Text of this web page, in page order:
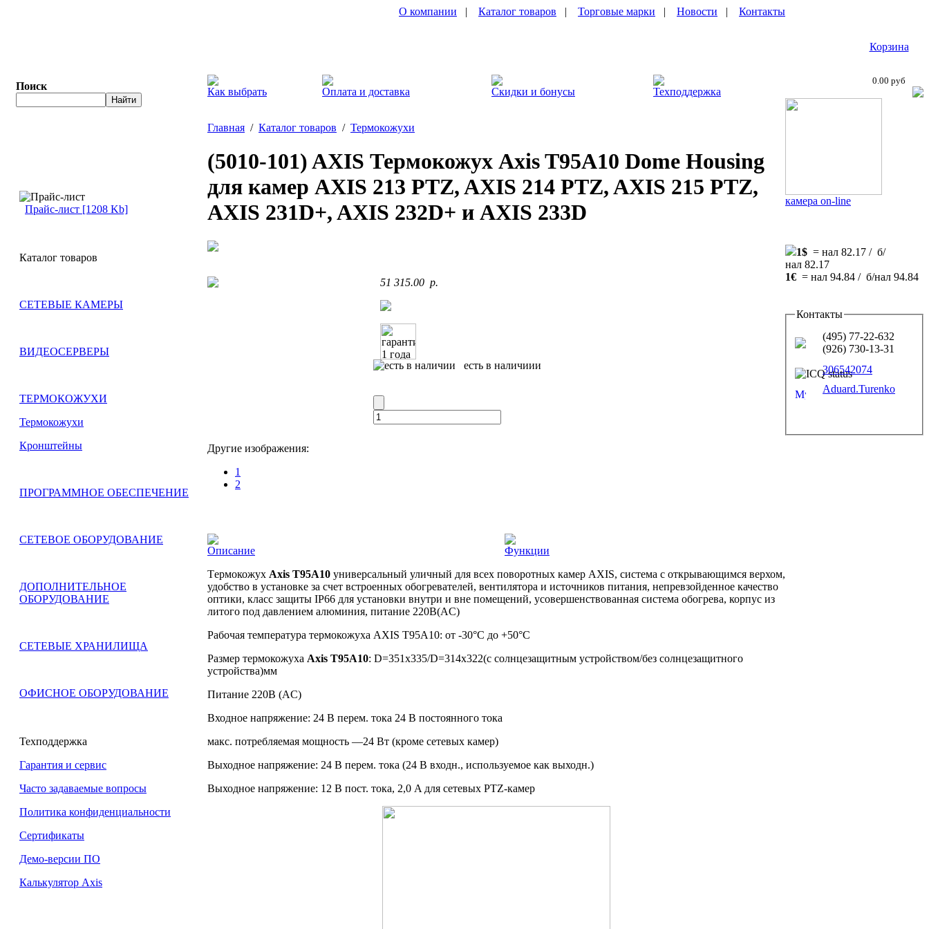
Поиск
О компании | Каталог товаров | Торговые марки | Новости | Контакты
Как выбрать Оплата и доставка Скидки и бонусы Техподдержка
Корзина
0.00 руб
Прайс-лист [1208 Kb]
Каталог товаров
СЕТЕВЫЕ КАМЕРЫ
ВИДЕОСЕРВЕРЫ
ТЕРМОКОЖУХИ
Термокожухи
Кронштейны
ПРОГРАММНОЕ ОБЕСПЕЧЕНИЕ
СЕТЕВОЕ ОБОРУДОВАНИЕ
ДОПОЛНИТЕЛЬНОЕ
ОБОРУДОВАНИЕ
СЕТЕВЫЕ ХРАНИЛИЩА
ОФИСНОЕ ОБОРУДОВАНИЕ
Техподдержка
Гарантия и сервис
Часто задаваемые вопросы
Политика конфиденциальности
Сертификаты
Демо-версии ПО
Калькулятор Axis
Главная / Каталог товаров / Термокожухи
(5010-101) AXIS Термокожух Axis T95A10 Dome Housing
для камер AXIS 213 PTZ, AXIS 214 PTZ, AXIS 215 PTZ,
AXIS 231D+, AXIS 232D+ и AXIS 233D
51 315.00 p.
есть в наличиии
Другие изображения:
1
2
Описание
Функции
Tермокожух Axis T95A10 универсальный уличный для всех поворотных камер AXIS, система с открывающимся верхом,
удобство в установке за счет встроенных обогревателей, вентилятора и источников питания, непревзойденное качество
оптики, класс защиты IP66 для установки внутри и вне помещений, усовершенствованная система обогрева, корпус из
литого под давлением алюминия, питание 220В(AC)
Рабочая температура термокожуха AXIS T95A10: от -30°C до +50°C
Размер термокожуха Axis T95A10: D=351x335/D=314x322(с солнцезащитным устройством/без солнцезащитного
устройства)мм
Питание 220В (AC)
Входное напряжение: 24 В перем. тока 24 В постоянного тока
макс. потребляемая мощность —24 Вт (кроме сетевых камер)
Выходное напряжение: 24 В перем. тока (24 В входн., используемое как выходн.)
Выходное напряжение: 12 В пост. тока, 2,0 A для сетевых PTZ-камер
камера on-line
1$ = нал 82.17 / б/
нал 82.17
1€ = нал 94.84 / б/нал 94.84
Контакты
(495) 77-22-632
(926) 730-13-31
306542074
Aduard.Turenko